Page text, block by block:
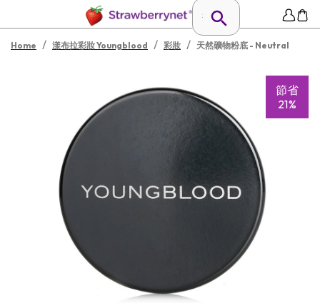
Home / 漾布拉彩妝 Youngblood / 彩妝 / 天然礦物粉底 - Neutral
節省
21%